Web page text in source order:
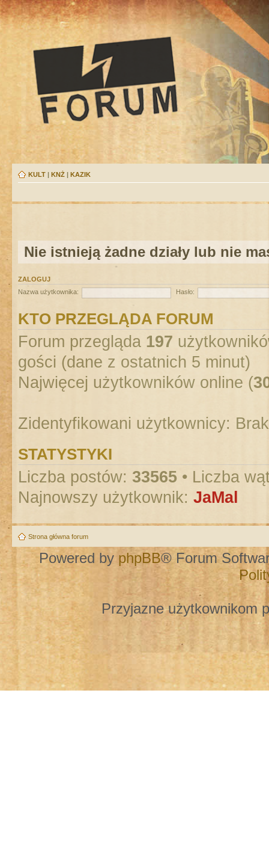
KULT | KNŻ | KAZIK
Nie istnieją żadne działy lub nie
ZALOGUJ
Nazwa użytkownika:
Hasło:
KTO PRZEGLĄDA FORUM
Forum przegląda 197
gości (dane z ostatnich 5 minut)
Najwięcej użytkowników online (
Zidentyfikowani użytkownicy:
STATYSTYKI
Liczba postów: 33565 • Liczba
Najnowszy użytkownik: JaMal
Strona główna forum
Powered by phpBB® Forum
Przyjazne użytkownikom